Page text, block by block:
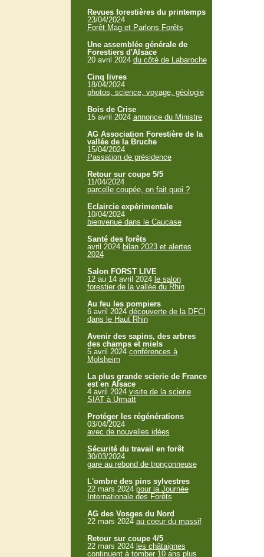
Revues forestières du printemps
23/04/2024
Forêt Mag et Parlons Forêts
Une assemblée générale de
Forestiers d'Alsace
20 avril 2024 du côté de Labaroche
Cinq livres
18/04/2024
photos, science, voyage, géologie
Bois de Crise
15 avril 2024 annonce du Ministre
AG Association Forestière de la
vallée de la Bruche
15/04/2024
Passation de présidence
Retour sur coupe 5/5
11/04/2024
parcelle coupée, on fait quoi ?
Eclaircie expérimentale
10/04/2024
bienvenue dans le Caucase
Santé des forêts
avril 2024 bilan 2023 et alertes
2024
Salon FORST LIVE
12 au 14 avril 2024 le salon
forestier de la vallée du Rhin
Au feu les pompiers
6 avril 2024 découverte de la DFCI
dans le Haut Rhin
Avenir des sapins, des arbres
des champs et miels
5 avril 2024 conférences à
Molsheim
La plus grande scierie de France
est en Alsace
4 avril 2024 visite de la scierie
SIAT à Urmatt
Protéger les régénérations
03/04/2024
avec de nouvelles idées
Sécurité du travail en forêt
30/03/2024
gare au rebond de tronçonneuse
L'ombre des pins sylvestres
22 mars 2024 pour la Journée
Internationale des Forêts
AG des Vosges du Nord
22 mars 2024 au coeur du massif
Retour sur coupe 4/5
22 mars 2024 les châtaignes
continuent à tomber 10 ans plus